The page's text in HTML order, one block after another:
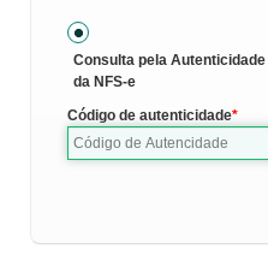
Consulta pela Autenticidade
da NFS-e
Código de autenticidade